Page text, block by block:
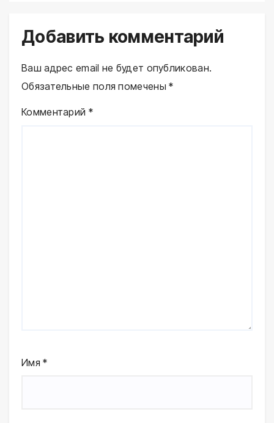
Добавить комментарий
Ваш адрес email не будет опубликован.
Обязательные поля помечены*
Комментарий *
Имя*